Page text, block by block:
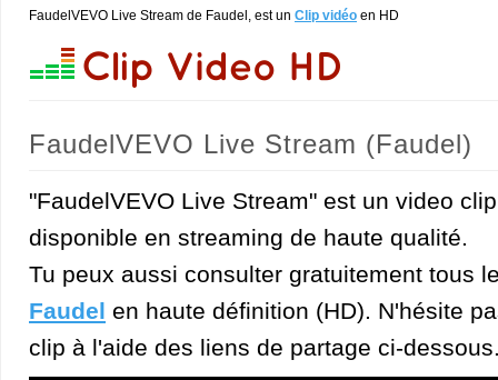
FaudelVEVO Live Stream de Faudel, est un Clip vidéo en HD
FaudelVEVO Live Stream (Faudel)
"FaudelVEVO Live Stream" est un video
disponible en streaming de haute qualité.
Tu peux aussi consulter gratuitement tous
Faudel en haute définition (HD). N'hésite
clip à l'aide des liens de partage ci-